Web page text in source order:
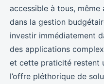
accessible à tous,
dans la gestion
investir immédiatement
des applications
et cette praticité restent
l’offre pléthorique de